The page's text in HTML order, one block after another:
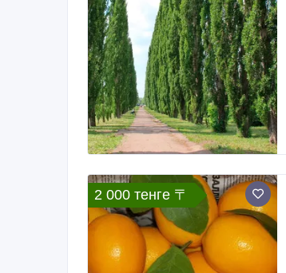
2 000 тенге 〒